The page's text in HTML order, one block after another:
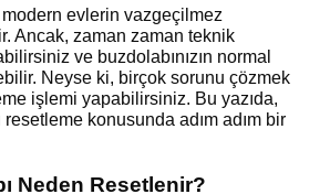
evlerin vazgeçilmez
Ancak, zaman zaman teknik
ve buzdolabınızın normal
Neyse ki, birçok sorunu çözmek
işlemi yapabilirsiniz. Bu yazıda,
resetleme konusunda adım adım bir
Neden Resetlenir?